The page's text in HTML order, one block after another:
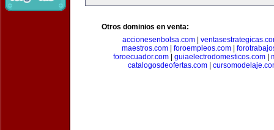
Otros dominios en venta:
accionesenbolsa.com|
maestros.com| foroempleos.com|
foroecuador.com| guiaelectrodomesticos.com|
catalogosdeofertas.com|